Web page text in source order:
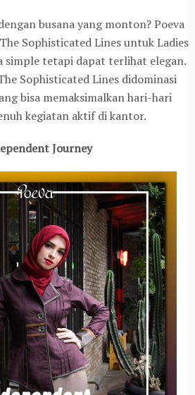
busana yang monton? Poeva
Sophisticated Lines untuk Ladies
simple tetapi dapat terlihat elegan.
Sophisticated Lines didominasi
bisa memaksimalkan hari-hari
kegiatan aktif di kantor.
Journey